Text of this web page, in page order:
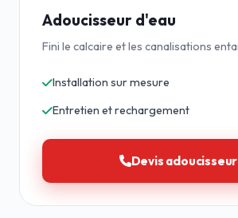
Adoucisseur d'eau
Fini le calcaire et les canalisations
Installation sur mesure
Entretien et rechargement
Devis adoucisseur